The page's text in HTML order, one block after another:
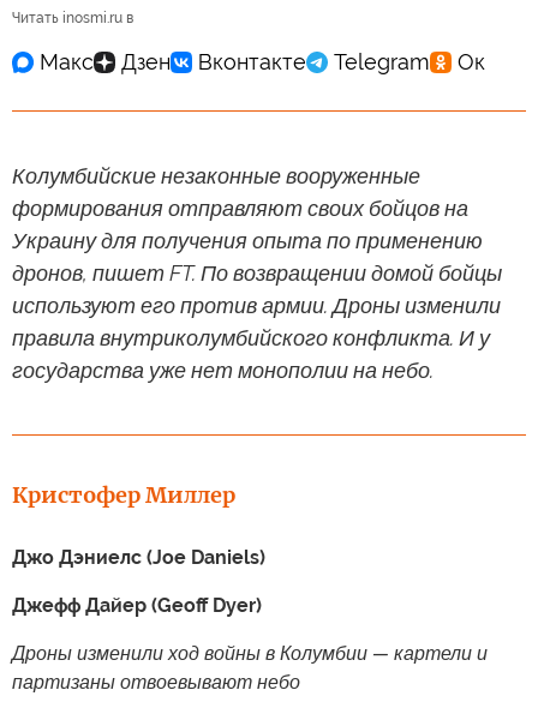
Читать inosmi.ru в
Колумбийские незаконные вооруженные
формирования отправляют своих бойцов на
Украину для получения опыта по применению
дронов, пишет FT. По возвращении домой бойцы
используют его против армии. Дроны изменили
правила внутриколумбийского конфликта. И у
государства уже нет монополии на небо.
Кристофер Миллер
Джо Дэниелс (Joe Daniels)
Джефф Дайер (Geoff Dyer)
Дроны изменили ход войны в Колумбии — картели и
партизаны отвоевывают небо